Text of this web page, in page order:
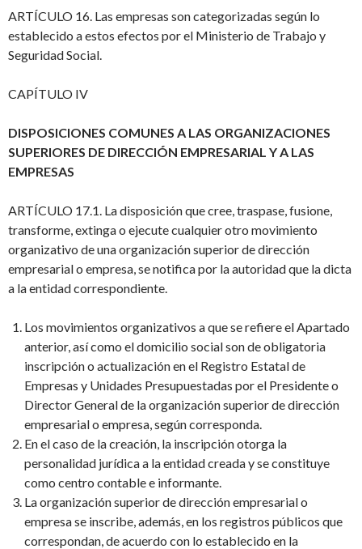
ARTÍCULO 16. Las empresas son categorizadas según lo
establecido a estos efectos por el Ministerio de Trabajo y
Seguridad Social.
CAPÍTULO IV
DISPOSICIONES COMUNES A LAS ORGANIZACIONES
SUPERIORES DE DIRECCIÓN EMPRESARIAL Y A LAS
EMPRESAS
ARTÍCULO 17.1. La disposición que cree, traspase, fusione,
transforme, extinga o ejecute cualquier otro movimiento
organizativo de una organización superior de dirección
empresarial o empresa, se notifica por la autoridad que la dicta
a la entidad correspondiente.
Los movimientos organizativos a que se refiere el Apartado
anterior, así como el domicilio social son de obligatoria
inscripción o actualización en el Registro Estatal de
Empresas y Unidades Presupuestadas por el Presidente o
Director General de la organización superior de dirección
empresarial o empresa, según corresponda.
En el caso de la creación, la inscripción otorga la
personalidad jurídica a la entidad creada y se constituye
como centro contable e informante.
La organización superior de dirección empresarial o
empresa se inscribe, además, en los registros públicos que
correspondan, de acuerdo con lo establecido en la